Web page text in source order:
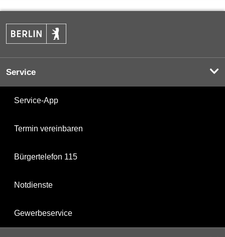
Service
Service-App
Termin vereinbaren
Bürgertelefon 115
Notdienste
Gewerbeservice